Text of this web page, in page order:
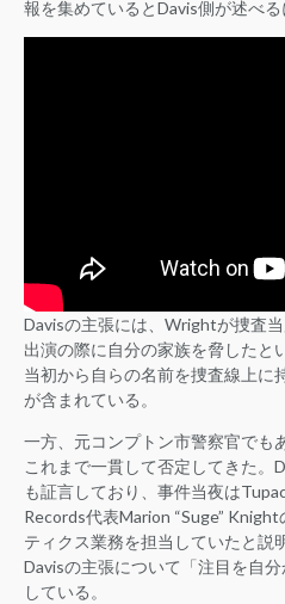
報を集めているとDavis側が述べる
Davisの主張には、Wrightが捜査
出演の際に自分の家族を脅した
当初から自らの名前を捜査線上に
が含まれている。
一方、元コンプトン市警察官でも
これまで一貫して否定してきた。
も証言しており、事件当夜は
Records代表Marion “Suge”
ティクス業務を担当していたと説
Davisの主張について「注目を自
している。